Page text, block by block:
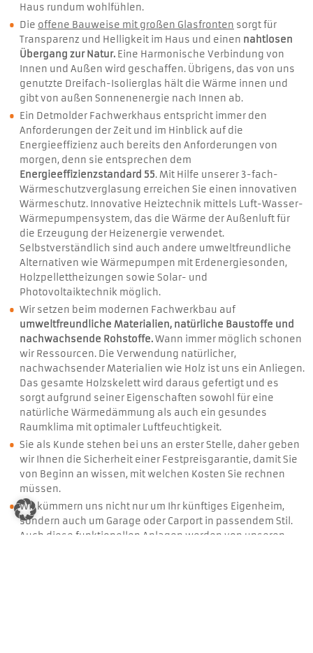
Haus rundum wohlfühlen.
Die offene Bauweise mit großen Glasfronten sorgt für
Transparenz und Helligkeit im Haus und einen nahtlosen
Übergang zur Natur. Eine Harmonische Verbindung von
Innen und Außen wird geschaffen. Übrigens, das von uns
genutzte Dreifach-Isolierglas hält die Wärme innen und
gibt von außen Sonnenenergie nach Innen ab.
Ein Detmolder Fachwerkhaus entspricht immer den
Anforderungen der Zeit und im Hinblick auf die
Energieeffizienz auch bereits den Anforderungen von
morgen, denn sie entsprechen dem
Energieeffizienzstandard 55. Mit Hilfe unserer 3-fach-
Wärmeschutzverglasung erreichen Sie einen innovativen
Wärmeschutz. Innovative Heiztechnik mittels Luft-Wasser-
Wärmepumpensystem, das die Wärme der Außenluft für
die Erzeugung der Heizenergie verwendet.
Selbstverständlich sind auch andere umweltfreundliche
Alternativen wie Wärmepumpen mit Erdenergiesonden,
Holzpellettheizungen sowie Solar- und
Photovoltaiktechnik möglich.
Wir setzen beim modernen Fachwerkbau auf
umweltfreundliche Materialien, natürliche Baustoffe und
nachwachsende Rohstoffe.Wann immer möglich schonen
wir Ressourcen. Die Verwendung natürlicher,
nachwachsender Materialien wie Holz ist uns ein Anliegen.
Das gesamte Holzskelett wird daraus gefertigt und es
sorgt aufgrund seiner Eigenschaften sowohl für eine
natürliche Wärmedämmung als auch ein gesundes
Raumklima mit optimaler Luftfeuchtigkeit.
Sie als Kunde stehen bei uns an erster Stelle, daher geben
wir Ihnen die Sicherheit einer Festpreisgarantie, damit Sie
von Beginn an wissen, mit welchen Kosten Sie rechnen
müssen.
Wir kümmern uns nicht nur um Ihr künftiges Eigenheim,
sondern auch um Garage oder Carport in passendem Stil.
Auch diese funktionellen Anlagen werden von unseren